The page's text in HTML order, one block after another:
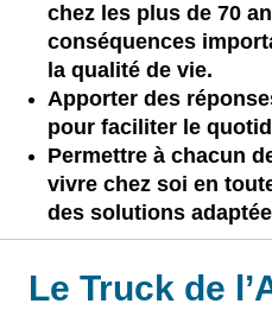
chez les plus de 70
conséquences
la qualité de vie.
Apporter des
pour faciliter le
Permettre à chacun
vivre chez soi en
des solutions
Le Truck de